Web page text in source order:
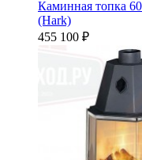
Каминная топка
(Hark)
455 100 ₽